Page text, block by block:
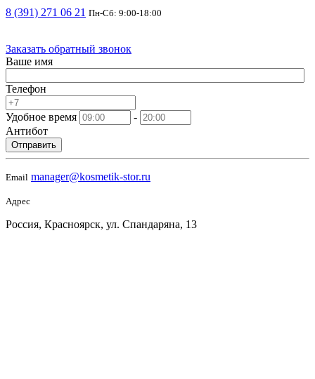
8 (391) 271 06 21 Пн-Сб: 9:00-18:00
Заказать обратный звонок
Ваше имя
Телефон
Удобное время
-
Антибот
Отправить
Email manager@kosmetik-stor.ru
Адрес
Россия, Красноярск, ул. Спандаряна, 13